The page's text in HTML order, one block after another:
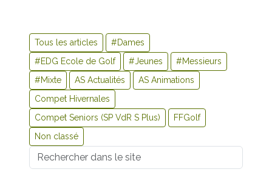
Tous les articles
#Dames
#EDG Ecole de Golf
#Jeunes
#Messieurs
#Mixte
AS Actualités
AS Animations
Compet Hivernales
Compet Seniors (SP VdR S Plus)
FFGolf
Non classé
Username